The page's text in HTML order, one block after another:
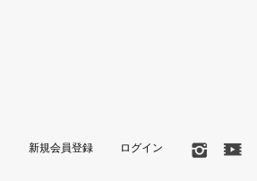
新規会員登録 ログイン